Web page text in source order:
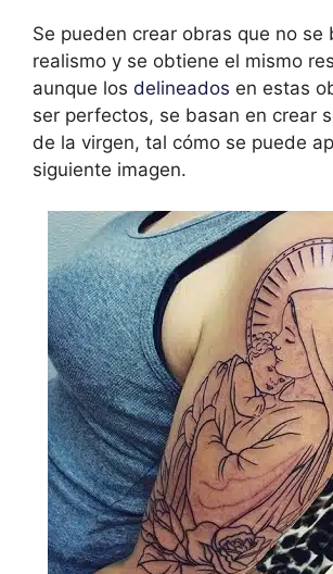
Se pueden crear obras que no se
realismo y se obtiene el mismo
aunque los delineados en estas
ser perfectos, se basan en crear
de la virgen, tal cómo se puede
siguiente imagen.